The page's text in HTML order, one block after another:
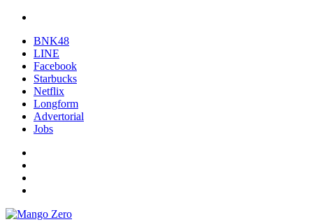
BNK48
LINE
Facebook
Starbucks
Netflix
Longform
Advertorial
Jobs